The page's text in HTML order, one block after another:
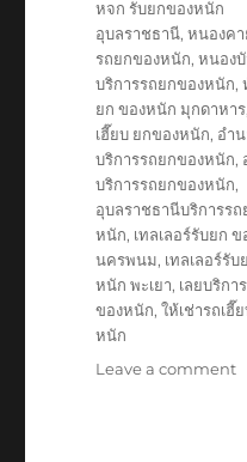
หจก รับยกของหนัก
อุบลราชธานี,หนองคา
รถยกของหนัก,หนอง
บริการรถยกของหนัก,
ยก ของหนัก มุกดาหาร
เฮี๊ยบ ยกของหนัก, อำ
บริการรถยกของหนัก,
บริการรถยกของหนัก,
อุบลราชธานีบริการรถ
หนัก, เทลเลอร์รับยก
นครพนม, เทลเลอร์รั
หนัก พะเยา, เลยบริกา
ของหนัก,ให้เช่ารถเฮี๊
หนัก
Leave a commenton